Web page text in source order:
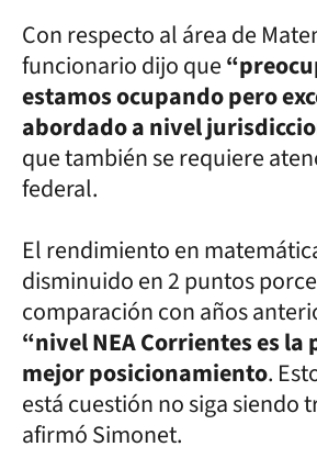
Con respecto al área de
funcionario dijo que
estamos ocupando pero
abordado a nivel
que también se requiere
federal.
El rendimiento en
disminuido en 2 puntos
comparación con años
“nivel NEA Corrientes es la
mejor posicionamiento.
está cuestión no siga siendo
afirmó Simonet.